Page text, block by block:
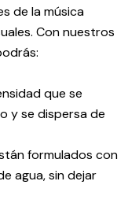
de la música
Con nuestros
que se
y se dispersa de
formulados con
agua, sin dejar